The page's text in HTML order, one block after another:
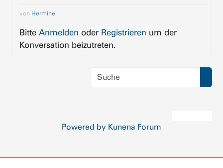
von Hermine
BitteAnmelden oder Registrieren um der
Konversation beizutreten.
Powered by Kunena Forum